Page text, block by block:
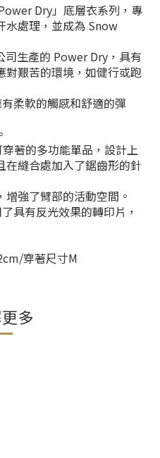
Dry」底層衣系列，專
水處理，並成為 Snow
生產的 Power Dry，具有
對艱苦的環境，如健行或跑
柔軟的觸感和舒適的彈
著的多功能單品，設計上
在縫合處加入了鋸齒形的針
強了臂部的活動空間。
具有反光效果的轉印片，
穿著尺寸M
多